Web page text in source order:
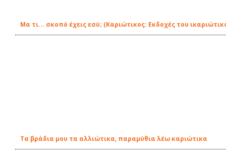
Μα τι... σκοπό έχεις εσύ; (Καριώτικος: Εκδοχές του
Τα βράδια μου τα αλλιώτικα, παραμύθια λέω καριώτικα